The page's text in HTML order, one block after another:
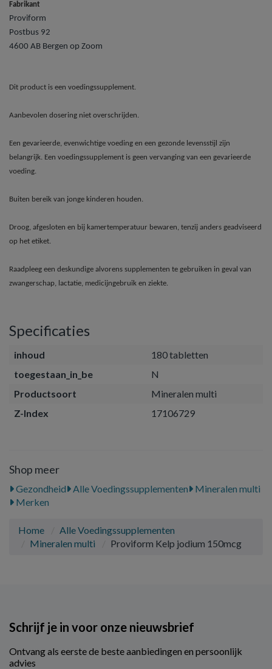
Fabrikant
Proviform
Postbus 92
4600 AB Bergen op Zoom
Dit product is een voedingssupplement.
Aanbevolen dosering niet overschrijden.
Een gevarieerde, evenwichtige voeding en een gezonde levensstijl zijn
belangrijk. Een voedingssupplement is geen vervanging van een gevarieerde
voeding.
Buiten bereik van jonge kinderen houden.
Droog, afgesloten en bij kamertemperatuur bewaren, tenzij anders geadviseerd
op het etiket.
Raadpleeg een deskundige alvorens supplementen te gebruiken in geval van
zwangerschap, lactatie, medicijngebruik en ziekte.
Specificaties
inhoud
180 tabletten
toegestaan_in_be
N
Productsoort
Mineralen multi
Z-Index
17106729
Shop meer
Gezondheid Alle Voedingssupplementen
Mineralen multi
Merken
Home
Alle Voedingssupplementen
Mineralen multi
Proviform Kelp jodium 150mcg
Schrijf je in voor onze nieuwsbrief
Ontvang als eerste de beste aanbiedingen en persoonlijk
advies